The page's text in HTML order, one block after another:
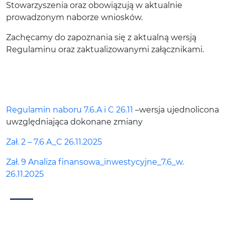
Stowarzyszenia oraz obowiązują w aktualnie
prowadzonym naborze wniosków.
Zachęcamy do zapoznania się z aktualną wersją
Regulaminu oraz zaktualizowanymi załącznikami.
Regulamin naboru 7.6.A i C 26.11 –wersja ujednolicona
uwzględniająca dokonane zmiany
Zał. 2 – 7.6 A_C 26.11.2025
Zał. 9 Analiza finansowa_inwestycyjne_7.6_w.
26.11.2025